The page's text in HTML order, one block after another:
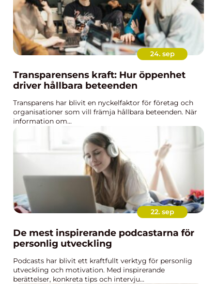
24. sep
Transparensens kraft: Hur öppenhet
driver hållbara beteenden
Transparens har blivit en nyckelfaktor för företag och
organisationer som vill främja hållbara beteenden. När
information om...
22. sep
De mest inspirerande podcastarna för
personlig utveckling
Podcasts har blivit ett kraftfullt verktyg för personlig
utveckling och motivation. Med inspirerande
berättelser, konkreta tips och intervju...